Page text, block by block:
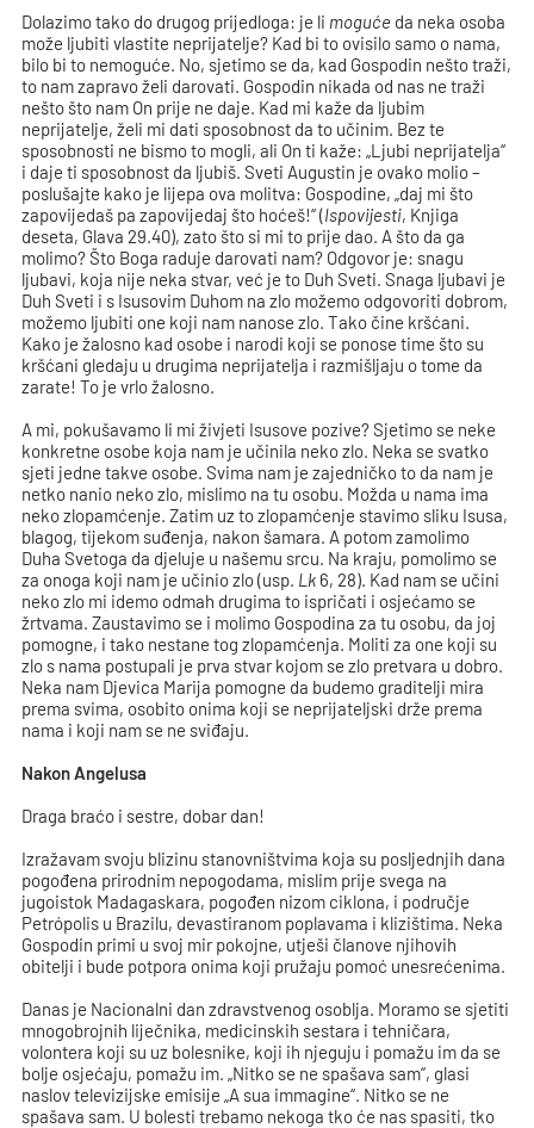
Dolazimo tako do drugog prijedloga: je li moguće da neka osoba
može ljubiti vlastite neprijatelje? Kad bi to ovisilo samo o nama,
bilo bi to nemoguće. No, sjetimo se da, kad Gospodin nešto traži,
to nam zapravo želi darovati. Gospodin nikada od nas ne traži
nešto što nam On prije ne daje. Kad mi kaže da ljubim
neprijatelje, želi mi dati sposobnost da to učinim. Bez te
sposobnosti ne bismo to mogli, ali On ti kaže: „Ljubi neprijatelja“
i daje ti sposobnost da ljubiš. Sveti Augustin je ovako molio –
poslušajte kako je lijepa ova molitva: Gospodine, „daj mi što
zapovijedaš pa zapovijedaj što hoćeš!“ (Ispovijesti, Knjiga
deseta, Glava 29.40), zato što si mi to prije dao. A što da ga
molimo? Što Boga raduje darovati nam? Odgovor je: snagu
ljubavi, koja nije neka stvar, već je to Duh Sveti. Snaga ljubavi je
Duh Sveti i s Isusovim Duhom na zlo možemo odgovoriti dobrom,
možemo ljubiti one koji nam nanose zlo. Tako čine kršćani.
Kako je žalosno kad osobe i narodi koji se ponose time što su
kršćani gledaju u drugima neprijatelja i razmišljaju o tome da
zarate! To je vrlo žalosno.
A mi, pokušavamo li mi živjeti Isusove pozive? Sjetimo se neke
konkretne osobe koja nam je učinila neko zlo. Neka se svatko
sjeti jedne takve osobe. Svima nam je zajedničko to da nam je
netko nanio neko zlo, mislimo na tu osobu. Možda u nama ima
neko zlopamćenje. Zatim uz to zlopamćenje stavimo sliku Isusa,
blagog, tijekom suđenja, nakon šamara. A potom zamolimo
Duha Svetoga da djeluje u našemu srcu. Na kraju, pomolimo se
za onoga koji nam je učinio zlo (usp. Lk 6, 28). Kad nam se učini
neko zlo mi idemo odmah drugima to ispričati i osjećamo se
žrtvama. Zaustavimo se i molimo Gospodina za tu osobu, da joj
pomogne, i tako nestane tog zlopamćenja. Moliti za one koji su
zlo s nama postupali je prva stvar kojom se zlo pretvara u dobro.
Neka nam Djevica Marija pomogne da budemo graditelji mira
prema svima, osobito onima koji se neprijateljski drže prema
nama i koji nam se ne sviđaju.
Nakon Angelusa
Draga braćo i sestre, dobar dan!
Izražavam svoju blizinu stanovništvima koja su posljednjih dana
pogođena prirodnim nepogodama, mislim prije svega na
jugoistok Madagaskara, pogođen nizom ciklona, i područje
Petrópolis u Brazilu, devastiranom poplavama i klizištima. Neka
Gospodin primi u svoj mir pokojne, utješi članove njihovih
obitelji i bude potpora onima koji pružaju pomoć unesrećenima.
Danas je Nacionalni dan zdravstvenog osoblja. Moramo se sjetiti
mnogobrojnih liječnika, medicinskih sestara i tehničara,
volontera koji su uz bolesnike, koji ih njeguju i pomažu im da se
bolje osjećaju, pomažu im. „Nitko se ne spašava sam“, glasi
naslov televizijske emisije „A sua immagine“. Nitko se ne
spašava sam. U bolesti trebamo nekoga tko će nas spasiti, tko